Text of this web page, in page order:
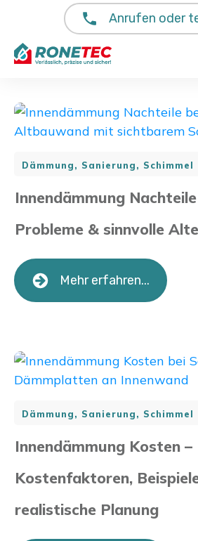
Anrufen oder
Dämmung, Sanierung, Schimmel
Innendämmung
Probleme & sinnvolle
Mehr erfahren...
Dämmung, Sanierung, Schimmel
Innendämmung Kosten –
Kostenfaktoren,
realistische Planung